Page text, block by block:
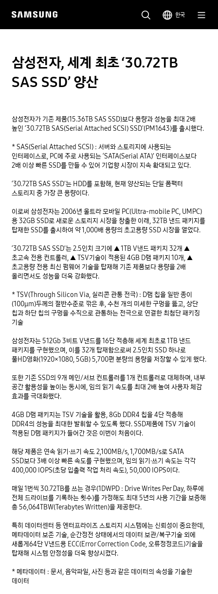
한국
삼성전자, 세계 최초 ‘30.72TB
SAS SSD’ 양산
삼성전자가 기존 제품(15.36TB SAS SSD)보다 용량과 성능을 최대 2배
높인 ‘30.72TB SAS(Serial Attached SCSI) SSD'(PM1643)를 출시했다.
* SAS(Serial Attached SCSI) : 서버와 스토리지에 사용되는
인터페이스로, PC에 주로 사용되는 ‘SATA(Serial ATA)’ 인터페이스보다
2배 이상 빠른 SSD를 만들 수 있어 기업향 시장이 지속 확대되고 있다.
‘30.72TB SAS SSD’는 HDD를 포함해, 현재 양산되는 단일 폼팩터
스토리지 중 가장 큰 용량이다.
이로써 삼성전자는 2006년 울트라 모바일 PC(Ultra-mobile PC, UMPC)
용 32GB SSD로 새로운 스토리지 시장을 창출한 이래, 32TB 낸드 패키지를
탑재한 SSD를 출시하여 약 1,000배 용량의 초고용량 SSD 시장을 열었다.
‘30.72TB SAS SSD’는 2.5인치 크기에 ▲ 1TB V낸드 패키지 32개 ▲
초고속 전용 컨트롤러, ▲ TSV기술이 적용된 4GB D램 패키지 10개, ▲
초고용량 전용 최신 펌웨어 기술을 탑재해 기존 제품보다 용량을 2배
올리면서도 성능을 더욱 강화했다.
* TSV(Through Silicon Via, 실리콘 관통 전극) : D램 칩을 일반 종이
(100μm)두께의 절반수준로 깎은 후, 수천 개의 미세한 구멍을 뚫고, 상단
칩과 하단 칩의 구멍을 수직으로 관통하는 전극으로 연결한 최첨단 패키징
기술
삼성전자는 512Gb 3비트 V낸드를 16단 적층해 세계 최초로 1TB 낸드
패키지를 구현했으며, 이를 32개 탑재함으로써 2.5인치 SSD 하나로
풀HD영화(1920×1080, 5GB) 5,700편 분량의 용량을 저장할 수 있게 했다.
또한 기존 SSD의 9개 메인/서브 컨트롤러를 1개 컨트롤러로 대체하며, 내부
공간 활용성을 높이는 동시에, 임의 읽기 속도를 최대 2배 높여 사용자 체감
효과를 극대화했다.
4GB D램 패키지는 TSV 기술을 활용, 8Gb DDR4 칩을 4단 적층해
DDR4의 성능을 최대한 발휘할 수 있도록 했다. SSD제품에 TSV 기술이
적용된 D램 패키지가 들어간 것은 이번이 처음이다.
해당 제품은 연속 읽기·쓰기 속도 2,100MB/s, 1,700MB/s로 SATA
SSD보다 3배 이상 빠른 속도를 구현했으며, 임의 읽기·쓰기 속도는 각각
400,000 IOPS(초당 입출력 작업 처리 속도), 50,000 IOPS이다.
매일 1번씩 30.72TB를 쓰는 경우(1DWPD : Drive Writes Per Day, 하루에
전체 드라이브를 기록하는 횟수)를 가정해도 최대 5년의 사용 기간을 보증해
총 56,064TBW(Terabytes Written)을 제공한다.
특히 데이터센터 등 엔터프라이즈 스토리지 시스템에는 신뢰성이 중요한데,
메타데이터 보존 기술, 순간정전 상태에서의 데이터 보관/복구기술 외에
새롭게64단 V낸드용 ECC(Error Correction Code, 오류정정코드)기술을
탑재해 시스템 안정성을 더욱 향상시켰다.
* 메타데이터 : 문서, 음악파일, 사진 등과 같은 데이터의 속성을 기술한
데이터